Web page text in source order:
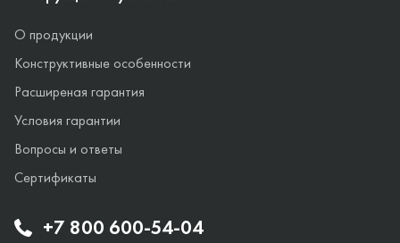
+7 800 600-54-04
О продукции
Конструктивные особенности
Расширеная гарантия
Условия гарантии
Вопросы и ответы
Сертификаты